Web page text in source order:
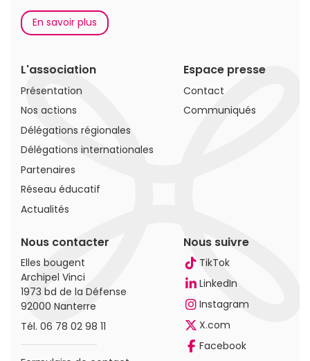
En savoir plus
L'association
Présentation
Nos actions
Délégations régionales
Délégations internationales
Partenaires
Réseau éducatif
Actualités
Espace presse
Contact
Communiqués
Nous contacter
Elles bougent
Archipel Vinci
1973 bd de la Défense
92000 Nanterre
Tél. 06 78 02 98 11
Nous suivre
TikTok
LinkedIn
Instagram
X.com
Facebook